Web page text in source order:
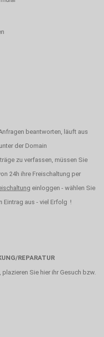
beantworten, läuft aus
der Domain
zu verfassen, müssen Sie
24h ihre Freischaltung per
einloggen - wählen Sie
Eintrag aus - viel Erfolg !
REPARATUR
, plazieren Sie hier ihr Gesuch bzw.